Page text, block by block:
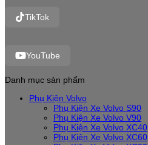
TikTok
YouTube
Danh mục sản phẩm
Phụ Kiện Volvo
Phụ Kiện Xe Volvo S90
Phụ Kiện Xe Volvo V90
Phụ Kiện Xe Volvo XC40
Phụ Kiện Xe Volvo XC60